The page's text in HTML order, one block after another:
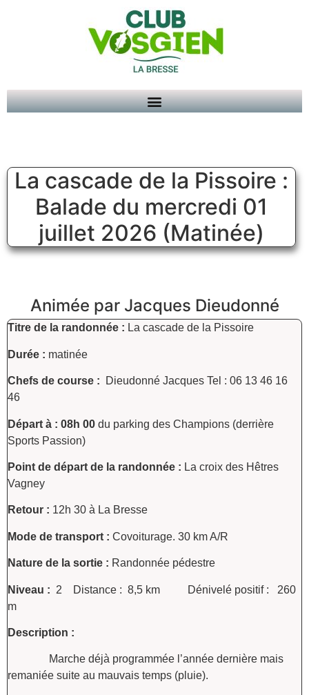
La cascade de la Pissoire :
Balade du mercredi 01
juillet 2026 (Matinée)
Animée par Jacques Dieudonné
Titre de la randonnée : La cascade de la Pissoire
Durée : matinée
Chefs de course :
Dieudonné Jacques Tel : 06 13 46 16
46
Départ à : 08h 00 du parking des Champions (derrière
Sports Passion)
Point de départ de la randonnée : La croix des Hêtres
Vagney
Retour : 12h 30 à La Bresse
Mode de transport : Covoiturage. 30 km A/R
Nature de la sortie : Randonnée pédestre
Niveau : 2 Distance : 8,5 km Dénivelé positif : 260
m
Description :
Marche déjà programmée l’année dernière mais
remaniée suite au mauvais temps (pluie).